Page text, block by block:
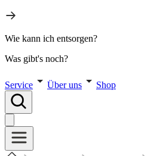
Wie kann ich entsorgen?
Was gibt's noch?
Service Über uns Shop